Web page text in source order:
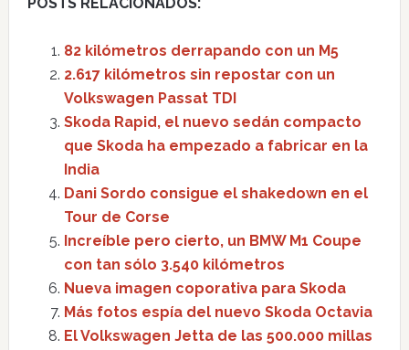
POSTS RELACIONADOS:
82 kilómetros derrapando con un M5
2.617 kilómetros sin repostar con un
Volkswagen Passat TDI
Skoda Rapid, el nuevo sedán compacto
que Skoda ha empezado a fabricar en la
India
Dani Sordo consigue el shakedown en el
Tour de Corse
Increíble pero cierto, un BMW M1 Coupe
con tan sólo 3.540 kilómetros
Nueva imagen coporativa para Skoda
Más fotos espía del nuevo Skoda Octavia
El Volkswagen Jetta de las 500.000 millas